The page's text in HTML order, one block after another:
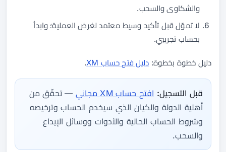
والشكاوى والسحب.
لا تموّل قبل تأكيد وسيط معتمد لغرض العملية؛ وابدأ
بحساب تجريبي.
دليل خطوة بخطوة: دليل فتح حساب XM .
قبل التسجيل: افتح حساب XM مجاني
— تحقّق من
أهلية الدولة والكيان الذي سيخدم الحساب وترخيصه
وشروط الحساب الحالية والأدوات ووسائل الإيداع
والسحب.